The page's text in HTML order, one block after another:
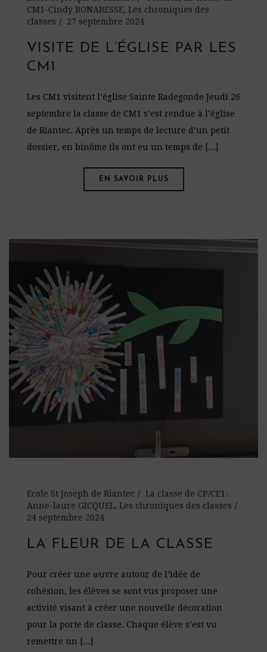
CM1-Cindy BONABESSE, Les chroniques des
classes
27 septembre 2024
VISITE DE L’ÉGLISE PAR LES
CM1
Les CM1 visitent l’église Sainte Radegonde Jeudi 26
septembre la classe de CM1 s’est rendue à l’église
de Riantec. Après un temps de lecture d’un petit
dossier, en binôme ils ont eu un temps de [...]
EN SAVOIR PLUS
Ecole St Joseph de Riantec
La classe de CP/CE1-
Anne-laure GICQUEL, Les chroniques des classes
24 septembre 2024
LA FLEUR DE LA CLASSE
Pour créer une œuvre autour de l’idée de
cohésion, les élèves se sont vus proposer une
activité visant à créer une nouvelle décoration
pour la porte de classe. Chaque élève s’est vu
remettre un [...]